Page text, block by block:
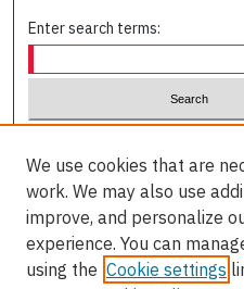
Enter search terms:
Advanced Search
ISSN
We use cookies that are
work. We may also use
improve, and personalize
experience. You can
using the Cookie settings